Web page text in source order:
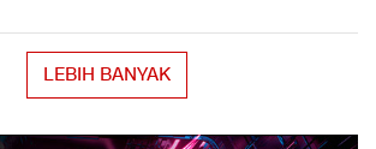
LEBIH BANYAK